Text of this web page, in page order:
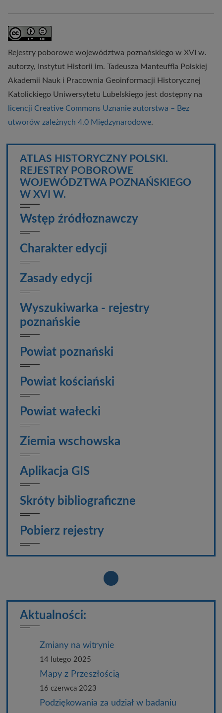
Rejestry poborowe województwa poznańskiego w XVI w.
autorzy,
Instytut Historii im. Tadeusza Manteuffla Polskiej
Akademii Nauk i Pracownia Geoinformacji Historycznej
Katolickiego Uniwersytetu Lubelskiego jest dostępny na
licencji Creative Commons Uznanie autorstwa – Bez
utworów zależnych 4.0 Międzynarodowe.
ATLAS HISTORYCZNY POLSKI.
REJESTRY POBOROWE
WOJEWÓDZTWA POZNAŃSKIEGO
W XVI W.
Wstęp źródłoznawczy
Charakter edycji
Zasady edycji
Wyszukiwarka - rejestry
poznańskie
Powiat poznański
Powiat kościański
Powiat wałecki
Ziemia wschowska
Aplikacja GIS
Skróty bibliograficzne
Pobierz rejestry
Aktualności:
Zmiany na witrynie
14 lutego 2025
Mapy z Przeszłością
16 czerwca 2023
Podziękowania za udział w badaniu